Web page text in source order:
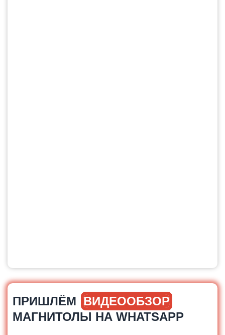
ПРИШЛЁМ ВИДЕООБЗОР
МАГНИТОЛЫ НА WHATSAPP